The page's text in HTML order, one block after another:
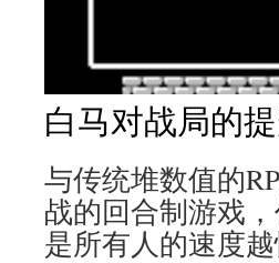
白马对战局的
与传统堆数值的
战的回合制游戏
是所有人的速度越